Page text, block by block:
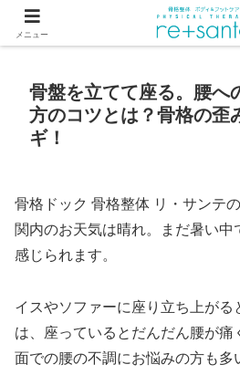
つらい首・肩こり・腰の痛みは、骨か
骨盤を立てて座る。腰へ
方のコツとは？骨格の歪
ギ！
骨格ドック 骨格整体 リ・サンテ
関内のお天気は晴れ。まだ暑い
感じられます。
イスやソファーに座り立ち上がる
は、座っているとだんだん腰が
面での腰の不調にお悩みの方も多
メニュー